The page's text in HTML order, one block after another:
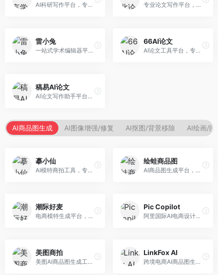
AI科研写作平台，专注于学术研究辅助。面向研究生和科研工作者，提供文献分析、研究方法指导、论文撰写等服务，学术资源丰富，研究支持全面。 专业论文写作平台，依托高校学术资源。面向本科生和研究生，提供论文指导、写作辅助、查重检测等服务，学术规范性强，适合追求高质量论文的用户。
雷小兔
一站式学术编辑器平台，覆盖论文写作全流程。面向高校学生和科研人员，提供选题分析、文献检索、论文生成、查重降重等服务，操作流程清晰，学术写作效率显著提升。
66AI论文
AI论文工具平台，专注于高质量低查重论文生成。面向大学生和研究生，提供论文写作、降重修改等服务，生成内容原创度高，查重率低。
稿易AI论文
AI论文写作助手平台，提供智能化学术写作支持。面向高校学生，支持多种论文类型生成，提供参考文献管理和格式规范服务，操作流程简单。
AI商品图生成 AI图像增强/修复 AI抠图/背景移除 AI绘画/图
摹小仙
AI模特商拍工具，专注于服装电商。面向服装电商卖家，提供虚拟模特试穿、商品展示图生成等服务，模特形象多样，拍摄成本低。
绘蛙商品图
AI商品图生成平台，支持模特换装和场景生成。面向电商卖家，提供商品上身效果展示、场景化商品图生成等服务，电商营销效果显著。
潮际好麦
电商模特生成平台，支持AI虚拟模特创作。面向服装和配饰电商，提供模特试穿、商品展示、营销素材生成等服务，模特形象可定制。
Pic Copilot
阿里国际AI电商设计工具，专注于跨境电商。面向跨境电商卖家，提供商品图优化、营销海报生成、多语言适配等服务，海外市场适配性强。
美图商拍
美图AI商品图生成工具，整合美图生态。面向电商卖家，提供商品图美化、模特替换、场景生成等服务，移动端操作便捷。
LinkFox AI
跨境电商AI商品图生成工具。面向跨境电商卖家，支持多语言商品图生成、模特替换、场景优化等服务，适配海外电商平台需求。